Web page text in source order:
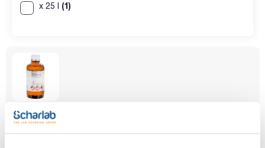
x 25 l (1)
Capacidad
x 1 l